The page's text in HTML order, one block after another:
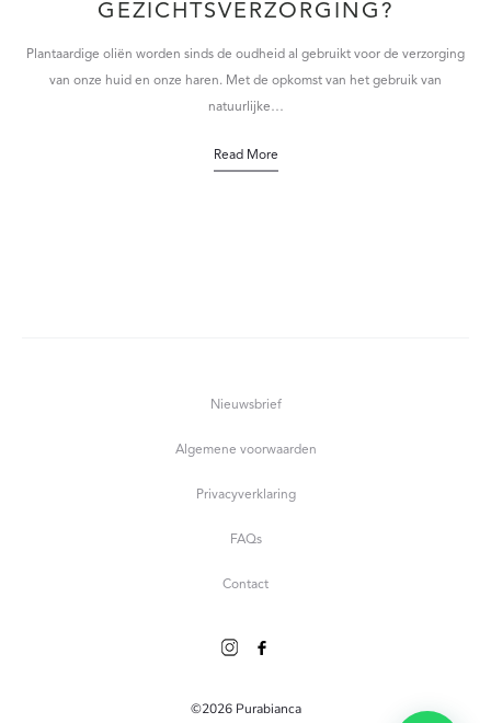
GEZICHTSVERZORGING?
Plantaardige oliën worden sinds de oudheid al gebruikt voor de verzorging
van onze huid en onze haren. Met de opkomst van het gebruik van
natuurlijke…
Read More
Nieuwsbrief
Algemene voorwaarden
Privacyverklaring
FAQs
Contact
©2026 Purabianca